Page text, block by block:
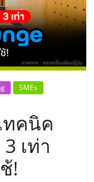
SMEs
ทคนิค
เท่า
!